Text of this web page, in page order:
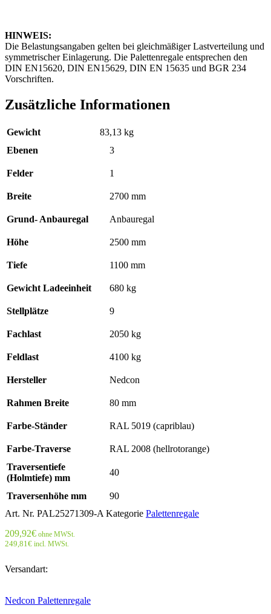
HINWEIS:
Die Belastungsangaben gelten bei gleichmäßiger Lastverteilung und
symmetrischer Einlagerung. Die Palettenregale entsprechen den
DIN EN15620, DIN EN15629, DIN EN 15635 und BGR 234
Vorschriften.
Zusätzliche Informationen
Gewicht
83,13 kg
Ebenen
3
Felder 1
Breite 2700 mm
Grund- Anbauregal Anbauregal
Höhe 2500 mm
Tiefe 1100 mm
Gewicht Ladeeinheit 680 kg
Stellplätze 9
Fachlast 2050 kg
Feldlast 4100 kg
Hersteller Nedcon
Rahmen Breite 80 mm
Farbe-Ständer RAL 5019 (capriblau)
Farbe-Traverse
RAL 2008 (hellrotorange)
Traversentiefe
(Holmtiefe) mm
40
Traversenhöhe mm
90
Art. Nr. PAL25271309-A Kategorie Palettenregale
209,92€ ohne MWSt.
249,81 € incl. MWSt.
Versandart:
Nedcon Palettenregale